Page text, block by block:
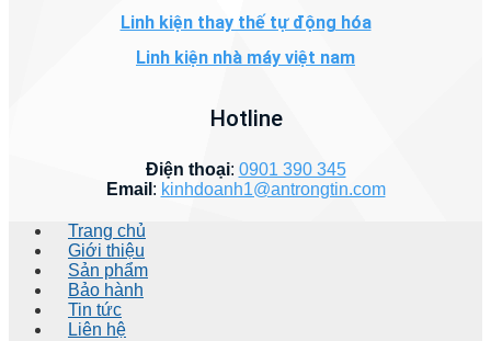
Linh kiện thay thế tự động hóa
Linh kiện nhà máy việt nam
Hotline
Điện thoại: 0901 390 345
Email : kinhdoanh1@antrongtin.com
Trang chủ
Giới thiệu
Sản phẩm
Bảo hành
Tin tức
Liên hệ